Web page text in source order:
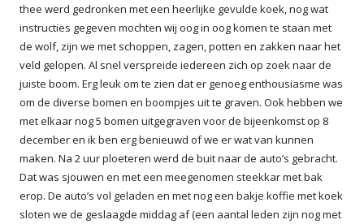
thee werd gedronken met een heerlijke gevulde koek, nog wat
instructies gegeven mochten wij oog in oog komen te staan met
de wolf, zijn we met schoppen, zagen, potten en zakken naar het
veld gelopen. Al snel verspreide iedereen zich op zoek naar de
juiste boom. Erg leuk om te zien dat er genoeg enthousiasme was
om de diverse bomen en boompjes uit te graven. Ook hebben we
met elkaar nog 5 bomen uitgegraven voor de bijeenkomst op 8
december en ik ben erg benieuwd of we er wat van kunnen
maken. Na 2 uur ploeteren werd de buit naar de auto’s gebracht.
Dat was sjouwen en met een meegenomen steekkar met bak
erop. De auto’s vol geladen en met nog een bakje koffie met koek
sloten we de geslaagde middag af (een aantal leden zijn nog met